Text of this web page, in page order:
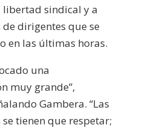
libertad sindical y a
dirigentes que se
en las últimas horas.
una
muy grande”,
Gambera. “Las
tienen que respetar;